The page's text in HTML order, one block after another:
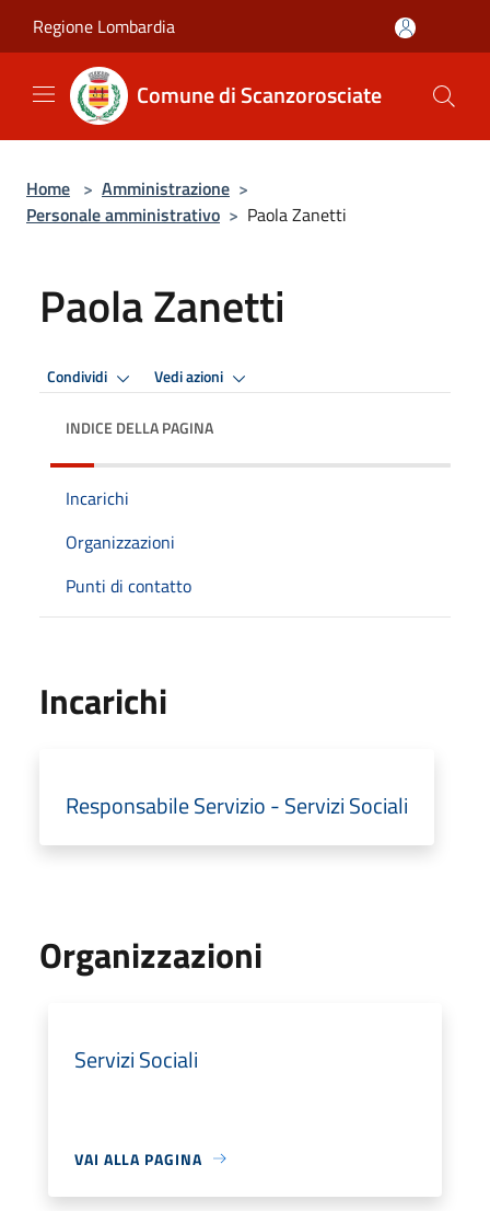
Regione Lombardia
Comune di Scanzorosciate
Home > Amministrazione >
Personale amministrativo > Paola Zanetti
Paola Zanetti
Condividi Vedi azioni
INDICE DELLA PAGINA
Incarichi
Organizzazioni
Punti di contatto
Incarichi
Responsabile Servizio - Servizi Sociali
Organizzazioni
Servizi Sociali
VAI ALLA PAGINA